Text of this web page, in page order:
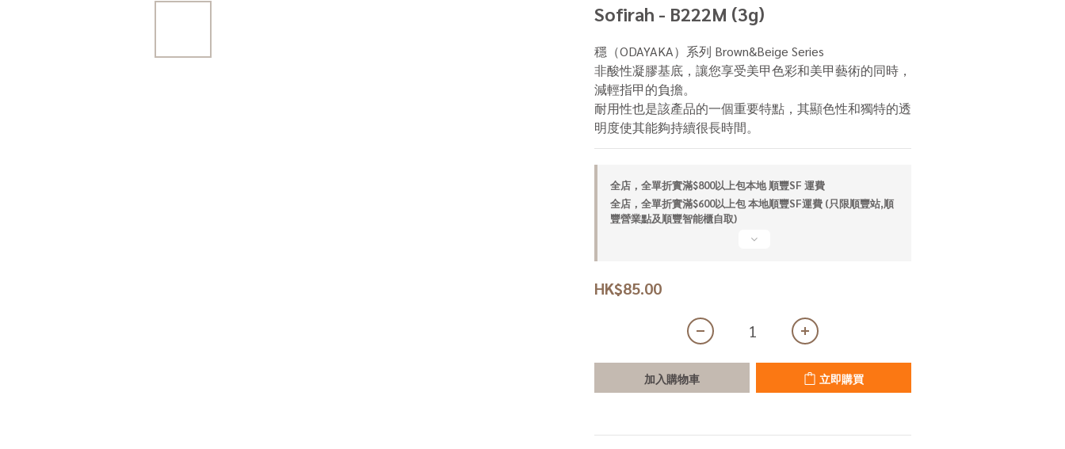
Sofirah - B222M (3g)
穩（ODAYAKA）系列 Brown&Beige Series
非酸性凝膠基底，讓您享受美甲色彩和美甲藝術的同時，
減輕指甲的負擔。
耐用性也是該產品的一個重要特點，其顯色性和獨特的透
明度使其能夠持續很長時間。
全店，全單折實滿$800以上包本地 順豐SF 運費
全店，全單折實滿$600以上包 本地順豐SF運費 (只限順豐站,順
豐營業點及順豐智能櫃自取)
HK$85.00
加入購物車 立即購買